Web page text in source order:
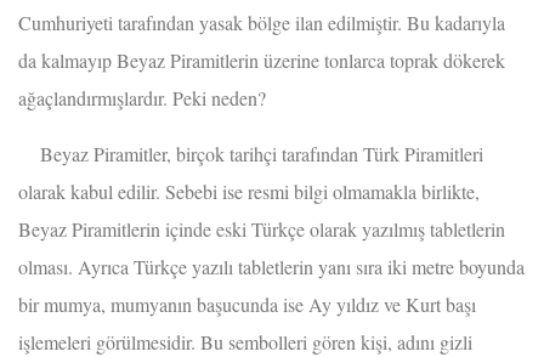
Cumhuriyeti tarafından yasak bölge ilan edilmiştir. Bu kadarıyla
da kalmayıp Beyaz Piramitlerin üzerine tonlarca toprak dökerek
ağaçlandırmışlardır. Peki neden?
Beyaz Piramitler, birçok tarihçi tarafından Türk Piramitleri
olarak kabul edilir. Sebebi ise resmi bilgi olmamakla birlikte,
Beyaz Piramitlerin içinde eski Türkçe olarak yazılmış tabletlerin
olması. Ayrıca Türkçe yazılı tabletlerin yanı sıra iki metre boyunda
bir mumya, mumyanın başucunda ise Ay yıldız ve Kurt başı
işlemeleri görülmesidir. Bu sembolleri gören kişi, adını gizli